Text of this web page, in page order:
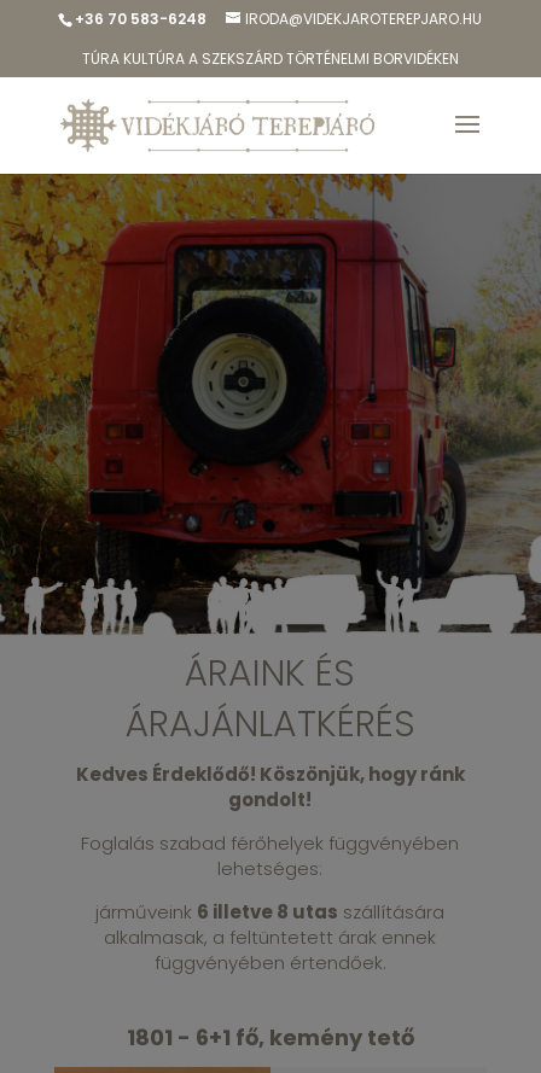
+36 70 583-6248
IRODA@VIDEKJAROTEREPJARO.HU
TÚRA KULTÚRA A SZEKSZÁRD TÖRTÉNELMI BORVIDÉKEN
ÁRAINK ÉS
ÁRAJÁNLATKÉRÉS
Kedves Érdeklődő! Köszönjük, hogy ránk
gondolt!
Foglalás szabad férőhelyek függvényében
lehetséges:
járműveink 6 illetve 8 utas szállítására
alkalmasak, a feltüntetett árak ennek
függvényében értendőek.
1801 - 6+1 fő, kemény tető